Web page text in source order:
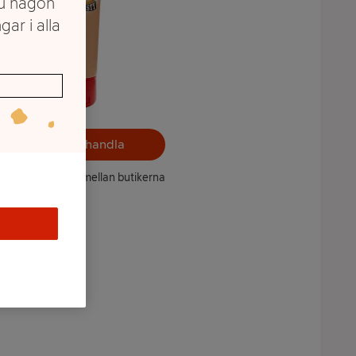
Välj butik och handla
kan variera mellan butikerna
i alla